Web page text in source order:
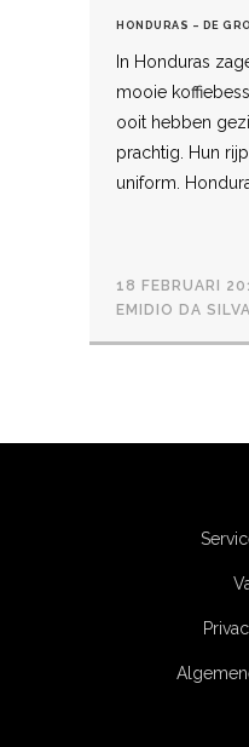
HONDURAS – DE
In Honduras
mooie
ooit hebben
prachtig. Hun
uniform.
18 FEBRUARI
EMIDIO DA SILVA